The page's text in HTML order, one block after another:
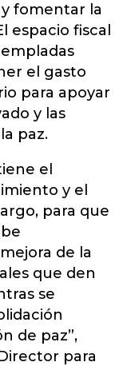
fomentar la
espacio fiscal
el gasto
para apoyar
y las
paz.
el
y el
para que
de la
que den
se
de paz”,
para